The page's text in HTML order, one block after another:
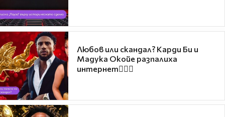
Любов или скандал? Карди Би и
Мадука Окойе разпалиха
интернет❤️‍🔥🔥